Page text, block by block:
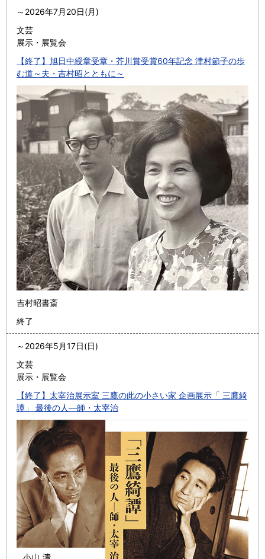
～ 2026年7月20日(月)
文芸
展示・展覧会
【終了】旭日中綬章受章・芥川賞受賞60年記念 津村節子の歩
む道～夫・吉村昭とともに～
吉村昭書斎
終了
～ 2026年5月17日(日)
文芸
展示・展覧会
【終了】太宰治展示室 三鷹の此の小さい家 企画展示「 三鷹綺
譚」 最後の人―師・太宰治